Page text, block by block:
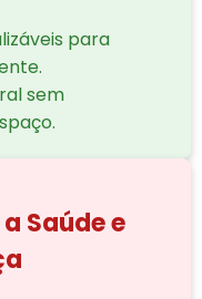
para
sem
Saúde e